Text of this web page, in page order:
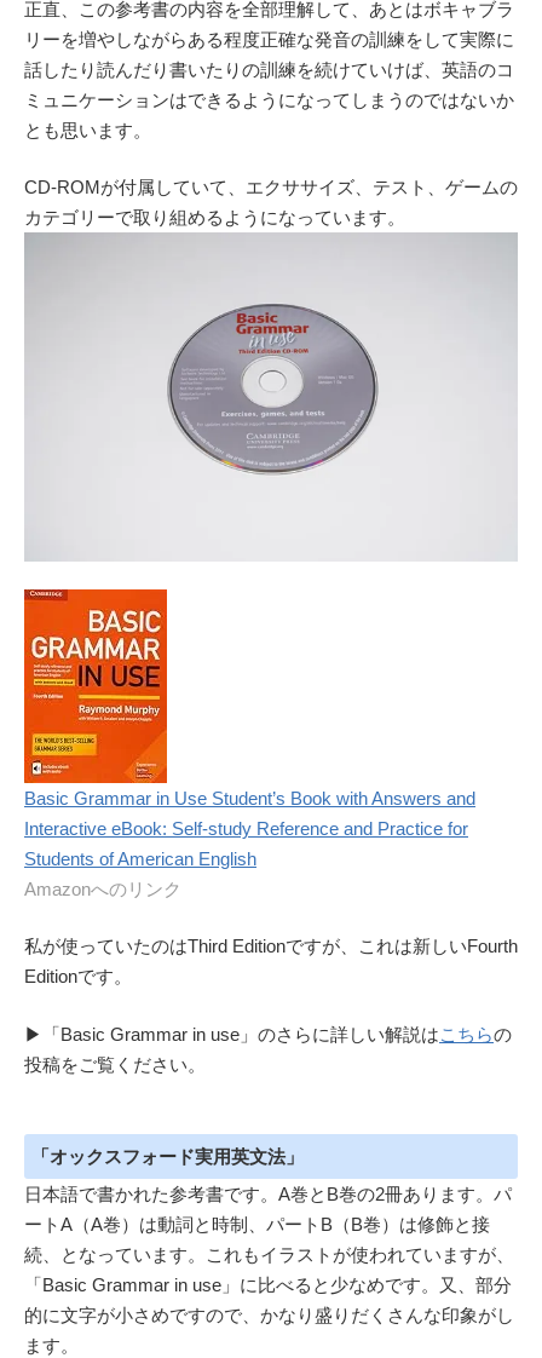
正直、この参考書の内容を全部理解して、あとはボキャブラ
リーを増やしながらある程度正確な発音の訓練をして実際に
話したり読んだり書いたりの訓練を続けていけば、英語のコ
ミュニケーションはできるようになってしまうのではないか
とも思います。
CD-ROMが付属していて、エクササイズ、テスト、ゲームの
カテゴリーで取り組めるようになっています。
Basic Grammar in Use Student’s Book with Answers and
Interactive eBook: Self-study Reference and Practice for
Students of American English
Amazonへのリンク
私が使っていたのはThird Editionですが、これは新しいFourth
Editionです。
▶︎「Basic Grammar in use」のさらに詳しい解説はこちらの
投稿をご覧ください。
「オックスフォード実用英文法」
日本語で書かれた参考書です。A巻とB巻の2冊あります。パ
ートA（A巻）は動詞と時制、パートB（B巻）は修飾と接
続、となっています。これもイラストが使われていますが、
「Basic Grammar in use」に比べると少なめです。又、部分
的に文字が小さめですので、かなり盛りだくさんな印象がし
ます。